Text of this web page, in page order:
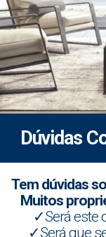
Dúvidas
Tem dúvidas
Muitos
✓Será este
✓Será que